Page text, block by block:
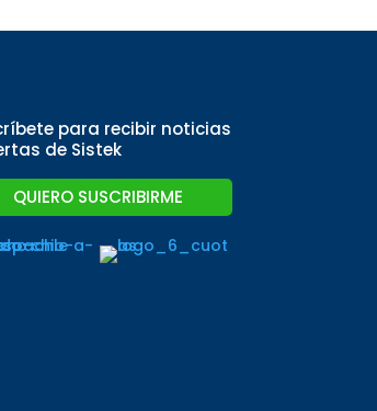
para recibir noticias
de Sistek
QUIERO SUSCRIBIRME